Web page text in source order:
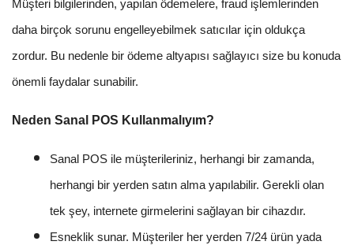
Müşteri bilgilerinden, yapılan ödemelere, fraud işlemlerinden
daha birçok sorunu engelleyebilmek satıcılar için oldukça
zordur. Bu nedenle bir ödeme altyapısı sağlayıcı size bu konuda
önemli faydalar sunabilir.
Neden Sanal POS Kullanmalıyım?
Sanal POS ile müşterileriniz, herhangi bir zamanda,
herhangi bir yerden satın alma yapılabilir. Gerekli olan
tek şey, internete girmelerini sağlayan bir cihazdır.
Esneklik sunar. Müşteriler her yerden 7/24 ürün yada